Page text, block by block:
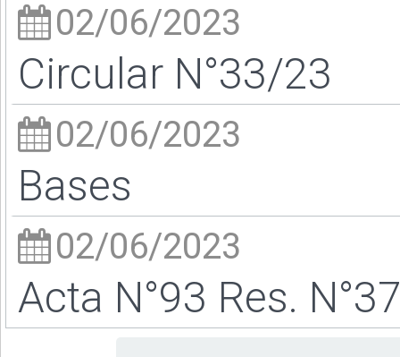
02/06/2023
Circular N°33/23
02/06/2023
Bases
02/06/2023
Acta N°93 Res.